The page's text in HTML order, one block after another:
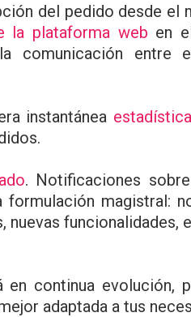
del pedido desde el
la plataforma web en
comunicación entre
instantánea
. Notificaciones
magistral:
nuevas funcionalidades,
en continua evolución,
adaptada a tus